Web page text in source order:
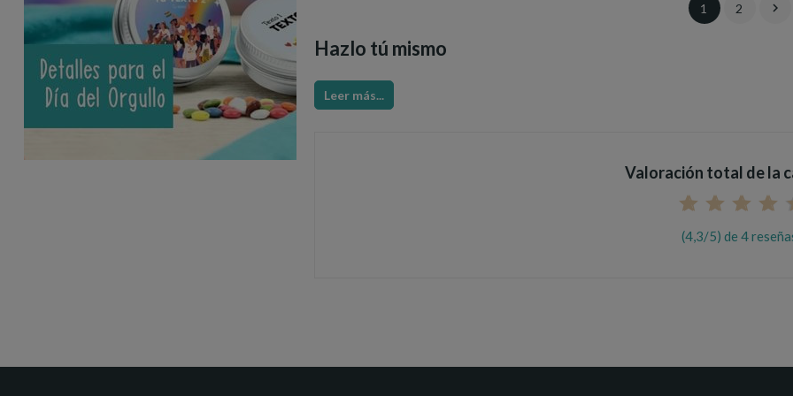
1 2 
Hazlo tú mismo
Leer más...
Valoración total de la
(4,3/5) de 4